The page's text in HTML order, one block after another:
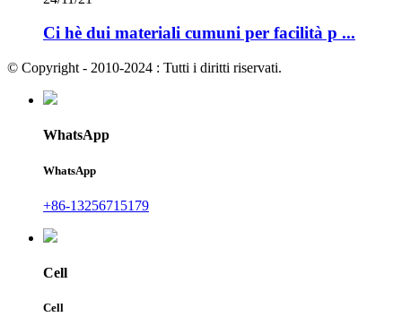
Ci hè dui materiali cumuni per facilità p ...
© Copyright - 2010-2024 : Tutti i diritti riservati.
WhatsApp
WhatsApp
+86-13256715179
Cell
Cell